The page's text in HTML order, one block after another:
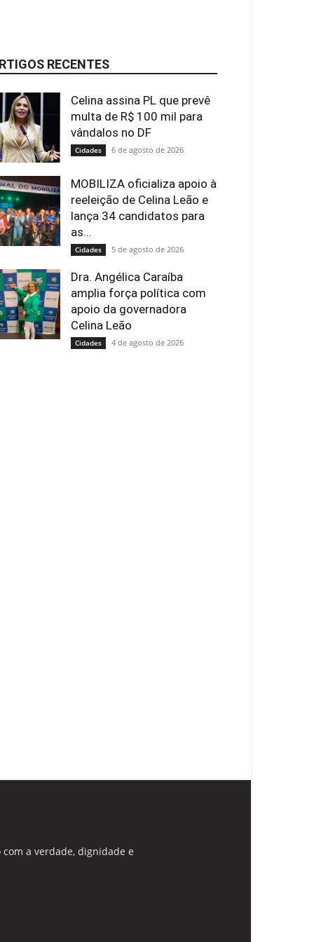
RECENTES
Celina assina PL que prevê
multa de R$ 100 mil para
vândalos no DF
Cidades 6 de agosto de 2026
MOBILIZA oficializa apoio à
reeleição de Celina Leão e
lança 34 candidatos para
as...
Cidades 5 de agosto de 2026
Dra. Angélica Caraíba
amplia força política com
apoio da governadora
Celina Leão
Cidades 4 de agosto de 2026
a verdade, dignidade e